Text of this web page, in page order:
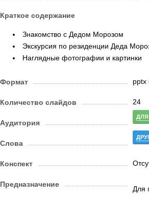
Краткое содержание
Знакомство с Дедом Морозом
Экскурсия по резиденции Деда
Наглядные фотографии и картинки
Формат pptx
Количество слайдов 24
Аудитория
ДЛЯ
Слова
Конспект
Предназначение
Для